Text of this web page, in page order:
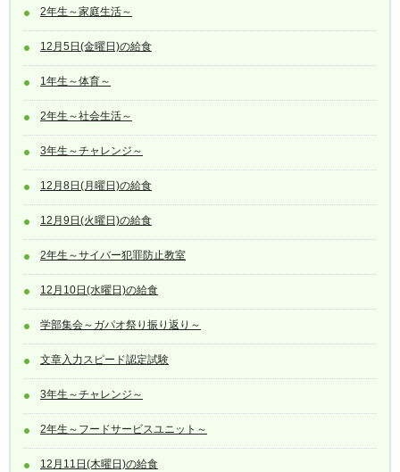
2年生～家庭生活～
12月5日(金曜日)の給食
1年生～体育～
2年生～社会生活～
3年生～チャレンジ～
12月8日(月曜日)の給食
12月9日(火曜日)の給食
2年生～サイバー犯罪防止教室
12月10日(水曜日)の給食
学部集会～ガパオ祭り振り返り～
文章入力スピード認定試験
3年生～チャレンジ～
2年生～フードサービスユニット～
12月11日(木曜日)の給食